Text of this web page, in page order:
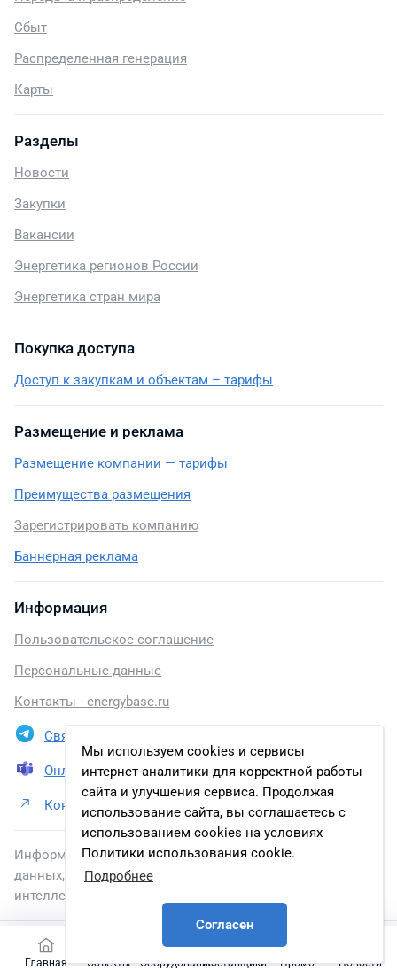
Мы используем cookies и сервисы
интернет-аналитики для корректной работы
сайта и улучшения сервиса. Продолжая
использование сайта, вы соглашаетесь с
использованием cookies на условиях
Политики использования cookie.
Подробнее
Согласен
Главная Объекты ОборудованиеПоставщики Промо Новости
Сбыт
Распределенная генерация
Карты
Разделы
Новости
Закупки
Вакансии
Энергетика регионов России
Энергетика стран мира
Покупка доступа
Доступ к закупкам и объектам – тарифы
Размещение и реклама
Размещение компании — тарифы
Преимущества размещения
Зарегистрировать компанию
Баннерная реклама
Информация
Пользовательское соглашение
Персональные данные
Контакты - energybase.ru
Связаться в Telegram
Онлайн презентация
Контакты ОАО «Ямал СПГ»
Информация, размещенная на сайте, включена в базу
данных, зарегистрированную в Федеральной службе по
интеллектуальной собственности.
2026 © energybase.ru